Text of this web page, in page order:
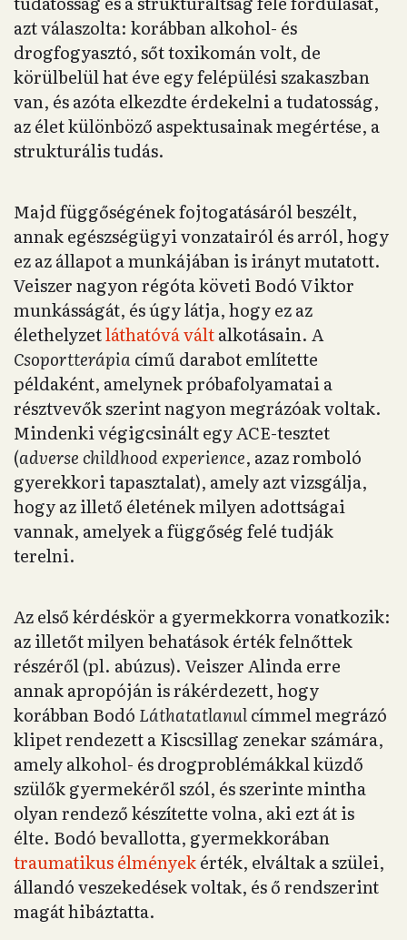
azt válaszolta: korábban alkohol- és
drogfogyasztó, sőt toxikomán volt, de
körülbelül hat éve egy felépülési szakaszban
van, és azóta elkezdte érdekelni a tudatosság,
az élet különböző aspektusainak megértése, a
strukturális tudás.
Majd függőségének fojtogatásáról beszélt,
annak egészségügyi vonzatairól és arról, hogy
ez az állapot a munkájában is irányt mutatott.
Veiszer nagyon régóta követi Bodó Viktor
munkásságát, és úgy látja, hogy ez az
élethelyzetláthatóvá váltalkotásain. A
Csoportterápiacímű darabot említette
példaként, amelynek próbafolyamatai a
résztvevők szerint nagyon megrázóak voltak.
Mindenki végigcsinált egy ACE-tesztet
(adverse childhood experience, azaz romboló
gyerekkori tapasztalat), amely azt vizsgálja,
hogy az illető életének milyen adottságai
vannak, amelyek a függőség felé tudják
terelni.
Az első kérdéskör a gyermekkorra vonatkozik:
az illetőt milyen behatások érték felnőttek
részéről (pl. abúzus). Veiszer Alinda erre
annak apropóján is rákérdezett, hogy
korábban Bodó Láthatatlanulcímmel megrázó
klipet rendezett a Kiscsillag zenekar számára,
amely alkohol- és drogproblémákkal küzdő
szülők gyermekéről szól, és szerinte mintha
olyan rendező készítette volna, aki ezt át is
élte. Bodó bevallotta, gyermekkorában
traumatikus élményekérték, elváltak a szülei,
állandó veszekedések voltak, és ő rendszerint
magát hibáztatta.